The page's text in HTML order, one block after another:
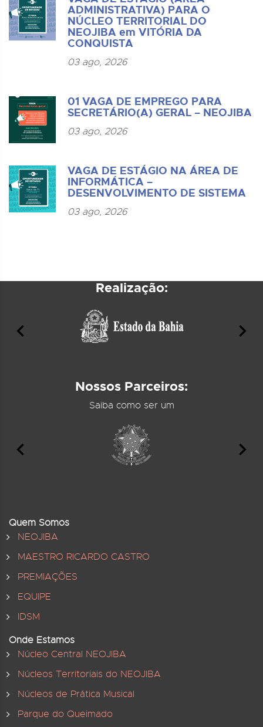
ADMINISTRATIVA) PARA O
NÚCLEO TERRITORIAL DO
NEOJIBA em VITÓRIA DA
CONQUISTA
03 ago, 2026
01 VAGA DE EMPREGO PARA
SECRETÁRIO(A) GERAL – NEOJIBA
03 ago, 2026
VAGA DE ESTÁGIO NA ÁREA DE
INFORMÁTICA –
DESENVOLVIMENTO DE SISTEMA
03 ago, 2026
Realização:
Nossos Parceiros:
Saiba como ser um
Quem Somos
NEOJIBA
MAESTRO RICARDO CASTRO
PREMIAÇÕES
EQUIPE
IDSM
Onde Estamos
Núcleo Central NEOJIBA
Núcleos Territoriais do NEOJIBA
Núcleos de Prática Musical
Parque do Queimado